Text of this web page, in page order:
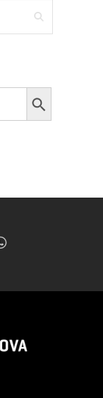
Search Button